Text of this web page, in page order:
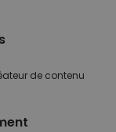
de contenu